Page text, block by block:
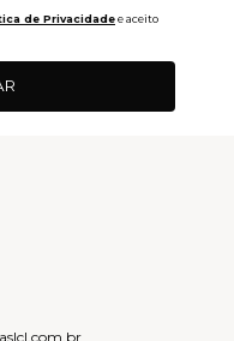
de Privacidadee aceito